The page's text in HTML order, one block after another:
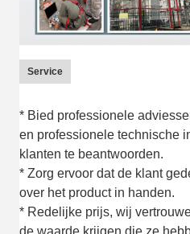
Service
* Bied professionele
en professionele technische
klanten te beantwoorden.
* Zorg ervoor dat de klant
over het product in handen.
* Redelijke prijs, wij
de waarde krijgen die ze